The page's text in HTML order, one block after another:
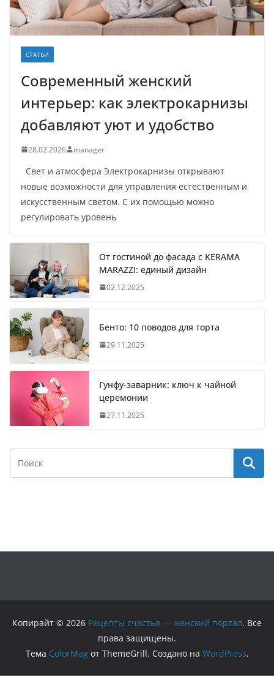
СТАТЬИ
Современный женский
интерьер: как электрокарнизы
добавляют уют и удобство
28.02.2026 manager
Свет и атмосфера Электрокарнизы открывают
новые возможности для управления естественным и
искусственным светом. С их помощью можно
регулировать уровень
От гостиной до фасада с KERAMA
MARAZZI: единый дизайн
02.12.2025
Бенто: 10 поводов для торта
29.11.2025
Гунфу-заварник: ключ к чайной
церемонии
27.11.2025
Копирайт © 2026 Рецепты счастья — женский портал. Все
права защищены.
Тема ColorMagот ThemeGrill. Создано на WordPress.